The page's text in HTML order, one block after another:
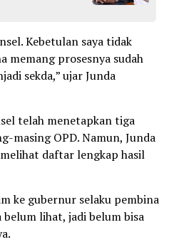
Kebetulan saya tidak
memang prosesnya sudah
sekda,” ujar Junda
telah menetapkan tiga
masing OPD. Namun, Junda
daftar lengkap hasil
ke gubernur selaku pembina
belum lihat, jadi belum bisa